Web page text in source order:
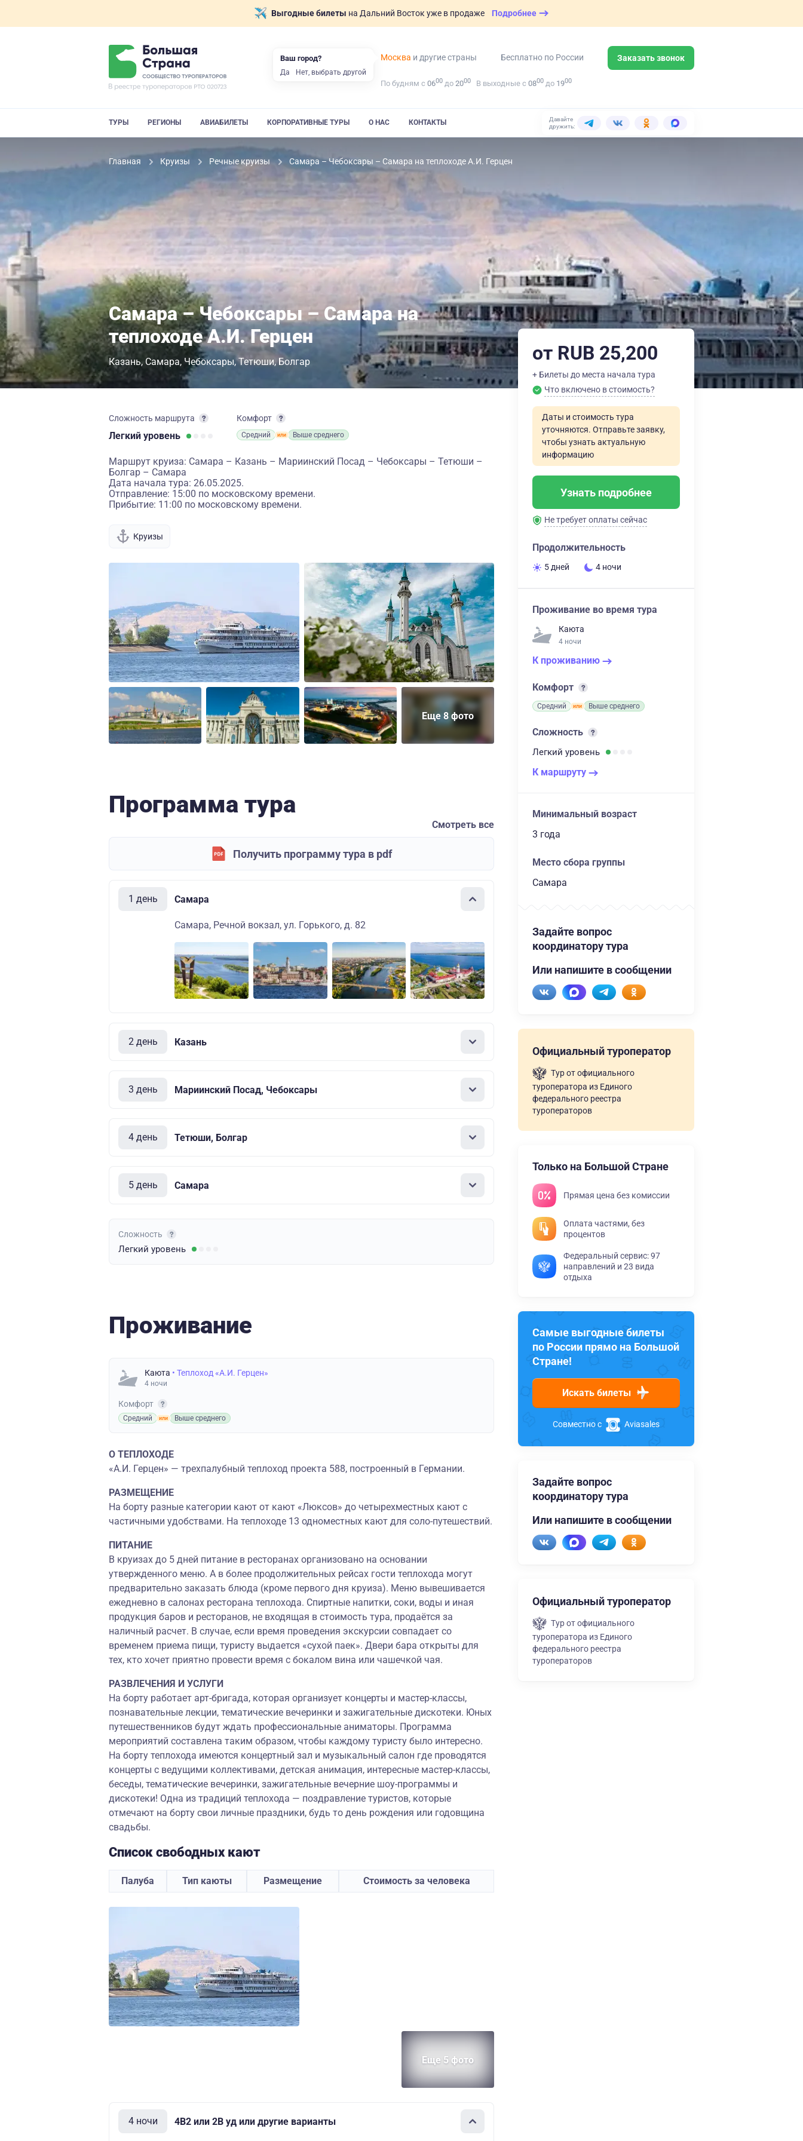
Выгодные билеты на Дальний Восток уже в продаже Подробнее
Москва и другие страны Бесплатно по России Заказать звонок
По будням с 0600 до 2000 В выходные с 0800 до 1900
ТУРЫ РЕГИОНЫ АВИАБИЛЕТЫ КОРПОРАТИВНЫЕ ТУРЫ О НАС КОНТАКТЫ
Давайте
дружить:
Главная Круизы Речные круизы Самара – Чебоксары – Самара на теплоходе А.И. Герцен
Самара – Чебоксары – Самара на
теплоходе А.И. Герцен
Казань Самара Чебоксары Тетюши Болгар
Сложность маршрута
Легкий уровень
Комфорт
Средний Выше среднего
Маршрут круиза: Самара – Казань – Мариинский Посад – Чебоксары – Тетюши –
Болгар – Самара
Дата начала тура: 26.05.2025.
Отправление: 15:00 по московскому времени.
Прибытие: 11:00 по московскому времени.
Круизы
Еще 8 фото
Программа тура
Смотреть все
Получить программу тура в pdf
1 день Самара
Самара, Речной вокзал, ул. Горького, д. 82
2 день Казань
3 день Мариинский Посад, Чебоксары
4 день Тетюши, Болгар
5 день Самара
Сложность
Легкий уровень
Проживание
Каюта • Теплоход «А.И. Герцен»
4 ночи
Комфорт
Средний Выше среднего
О ТЕПЛОХОДЕ
«А.И. Герцен» — трехпалубный теплоход проекта 588, построенный в Германии.
РАЗМЕЩЕНИЕ
На борту разные категории кают от кают «Люксов» до четырехместных кают с
частичными удобствами. На теплоходе 13 одноместных кают для соло-путешествий.
ПИТАНИЕ
В круизах до 5 дней питание в ресторанах организовано на основании
утвержденного меню. А в более продолжительных рейсах гости теплохода могут
предварительно заказать блюда (кроме первого дня круиза). Меню вывешивается
ежедневно в салонах ресторана теплохода. Спиртные напитки, соки, воды и иная
продукция баров и ресторанов, не входящая в стоимость тура, продаётся за
наличный расчет. В случае, если время проведения экскурсии совпадает со
временем приема пищи, туристу выдается «сухой паек». Двери бара открыты для
тех, кто хочет приятно провести время с бокалом вина или чашечкой чая.
РАЗВЛЕЧЕНИЯ И УСЛУГИ
На борту работает арт-бригада, которая организует концерты и мастер-классы,
познавательные лекции, тематические вечеринки и зажигательные дискотеки. Юных
путешественников будут ждать профессиональные аниматоры. Программа
мероприятий составлена таким образом, чтобы каждому туристу было интересно.
На борту теплохода имеются концертный зал и музыкальный салон где проводятся
концерты с ведущими коллективами, детская анимация, интересные мастер-классы,
беседы, тематические вечеринки, зажигательные вечерние шоу-программы и
дискотеки! Одна из традиций теплохода — поздравление туристов, которые
отмечают на борту свои личные праздники, будь то день рождения или годовщина
свадьбы.
Список свободных кают
Палуба Тип каюты Размещение Стоимость за человека
Еще 5 фото
4 ночи 4В2 или 2В уд или другие варианты
от RUB 25,200
+ Билеты до места начала тура
Что включено в стоимость?
Даты и стоимость тура
уточняются. Отправьте заявку,
чтобы узнать актуальную
информацию
Узнать подробнее
Не требует оплаты сейчас
Продолжительность
5 дней 4 ночи
Проживание во время тура
Каюта
4 ночи
К проживанию
Комфорт
Средний Выше среднего
Сложность
Легкий уровень
К маршруту
Минимальный возраст
3 года
Место сбора группы
Самара
Задайте вопрос
координатору тура
Или напишите в сообщении
Официальный туроператор
Тур от официального
туроператора из Единого
федерального реестра
туроператоров
Только на Большой Стране
Прямая цена без комиссии
Оплата частями, без
процентов
Федеральный сервис: 97
направлений и 23 вида
отдыха
Самые выгодные билеты
по России прямо на Большой
Стране!
Искать билеты
Совместно с Aviasales
Задайте вопрос
координатору тура
Или напишите в сообщении
Официальный туроператор
Тур от официального
туроператора из Единого
федерального реестра
туроператоров
Ваш город?
Да Нет, выбрать другой